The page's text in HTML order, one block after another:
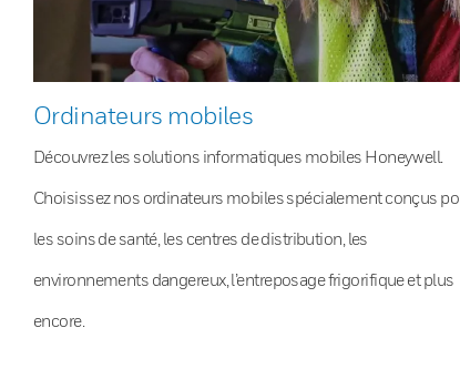
Ordinateurs mobiles
Découvrez les solutions informatiques mobiles Honeywell.
Choisissez nos ordinateurs mobiles spécialement conçus
les soins de santé, les centres de distribution, les
environnements dangereux, l’entreposage frigorifique et plus
encore.